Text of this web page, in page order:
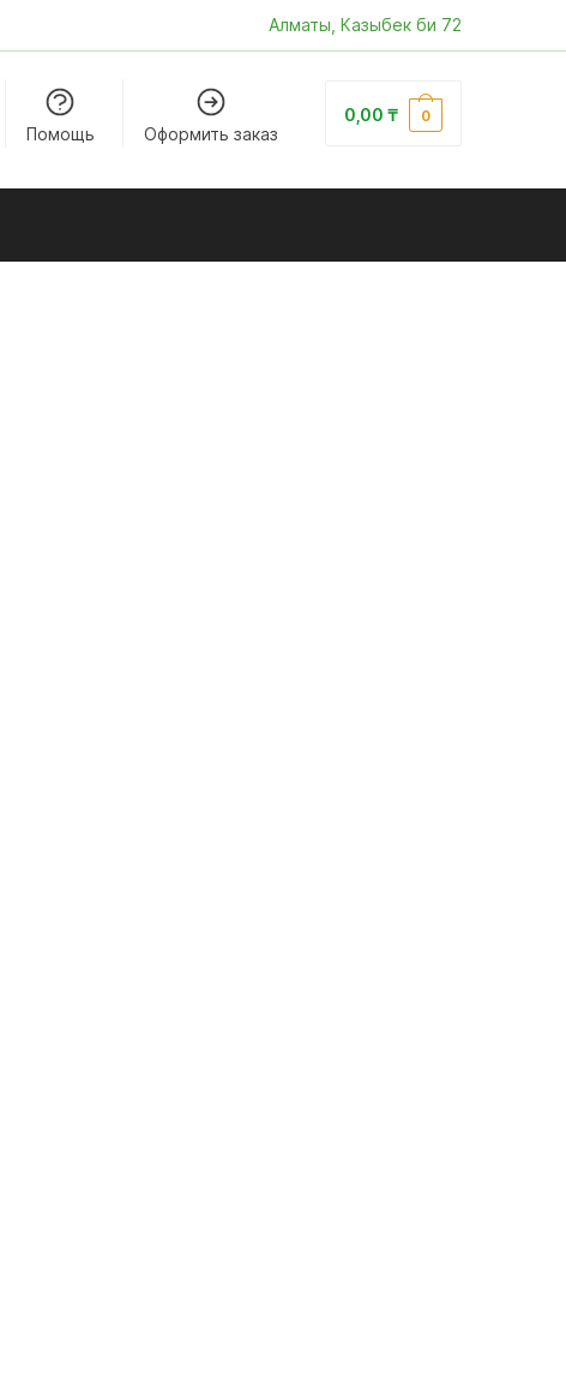
Алматы, Казыбек би 72
Помощь Оформить заказ
0,00₸ 0